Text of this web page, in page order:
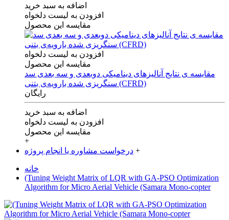
اضافه به سبد خرید
افزودن به لیست دلخواه
مقایسه این محصول
افزودن به لیست دلخواه
مقایسه این محصول
مقایسه ی‌ نتایج آنالیزهای‌ دینامیکی‌ دوبعدی‌ و‌ سه بعدی‌ سد
سنگریزی‌ شده با‌رویه‌ی‌ بتنی‌ (CFRD)
رایگان
اضافه به سبد خرید
افزودن به لیست دلخواه
مقایسه این محصول
+
درخواست مشاوره یا انجام پروژه +
خانه
(Tuning Weight Matrix of LQR with GA-PSO Optimization
Algorithm for Micro Aerial Vehicle (Samara Mono-copter